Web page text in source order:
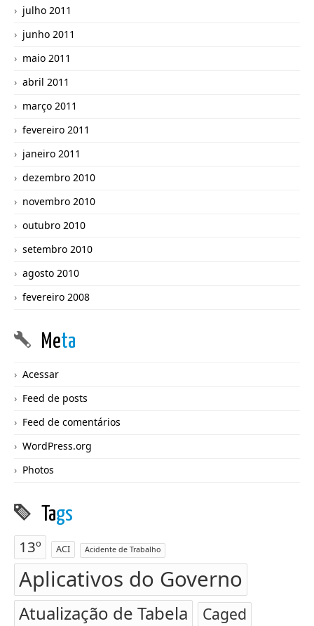
julho 2011
junho 2011
maio 2011
abril 2011
março 2011
fevereiro 2011
janeiro 2011
dezembro 2010
novembro 2010
outubro 2010
setembro 2010
agosto 2010
fevereiro 2008
Meta
Acessar
Feed de posts
Feed de comentários
WordPress.org
Photos
Tags
13º ACI Acidente de Trabalho
Aplicativos do Governo
Atualização de Tabela Caged